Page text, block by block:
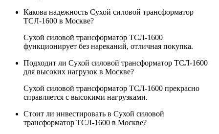
Какова надежность Сухой силовой трансформатор
ТСЛ-1600 в Москве?
Сухой силовой трансформатор ТСЛ-1600
функционирует без нареканий, отличная покупка.
Подходит ли Сухой силовой трансформатор ТСЛ-1600
для высоких нагрузок в Москве?
Сухой силовой трансформатор ТСЛ-1600 прекрасно
справляется с высокими нагрузками.
Стоит ли инвестировать в Сухой силовой
трансформатор ТСЛ-1600 в Москве?